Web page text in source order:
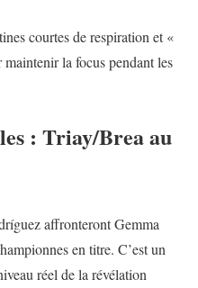
courtes de respiration et «
la focus pendant les
: Triay/Brea au
affronteront Gemma
en titre. C’est un
réel de la révélation